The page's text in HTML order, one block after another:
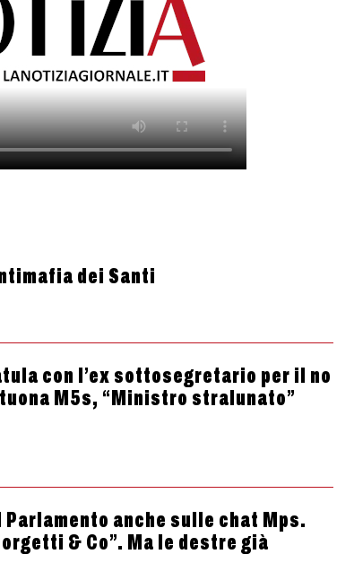
dei Santi
con l’ex sottosegretario per il no
M5s, “Ministro stralunato”
anche sulle chat Mps.
& Co”. Ma le destre già